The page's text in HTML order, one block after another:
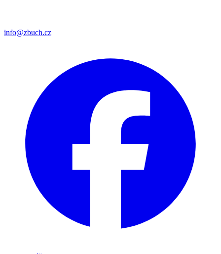
info@zbuch.cz